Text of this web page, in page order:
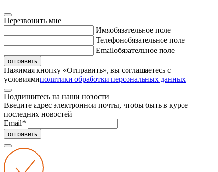
Перезвонить мне
Имяобязательное поле
Телефонобязательное поле
Emailобязательное поле
отправить
Нажимая кнопку «Отправить», вы соглашаетесь с
условиямиполитики обработки персональных данных
Подпишитесь на наши новости
Введите адрес электронной почты, чтобы быть в курсе
последних новостей
Email*
отправить